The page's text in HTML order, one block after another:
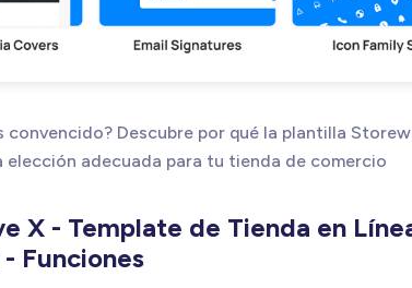
convencido? Descubre por qué la plantilla
elección adecuada para tu tienda de comercio
X - Template de Tienda en
Funciones